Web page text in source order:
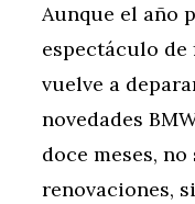
Aunque el año
espectáculo
vuelve a
novedades
doce meses,
renovaciones,